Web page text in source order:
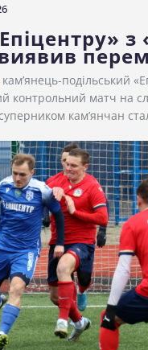
з
подільський
контрольний матч на
кам’янчан